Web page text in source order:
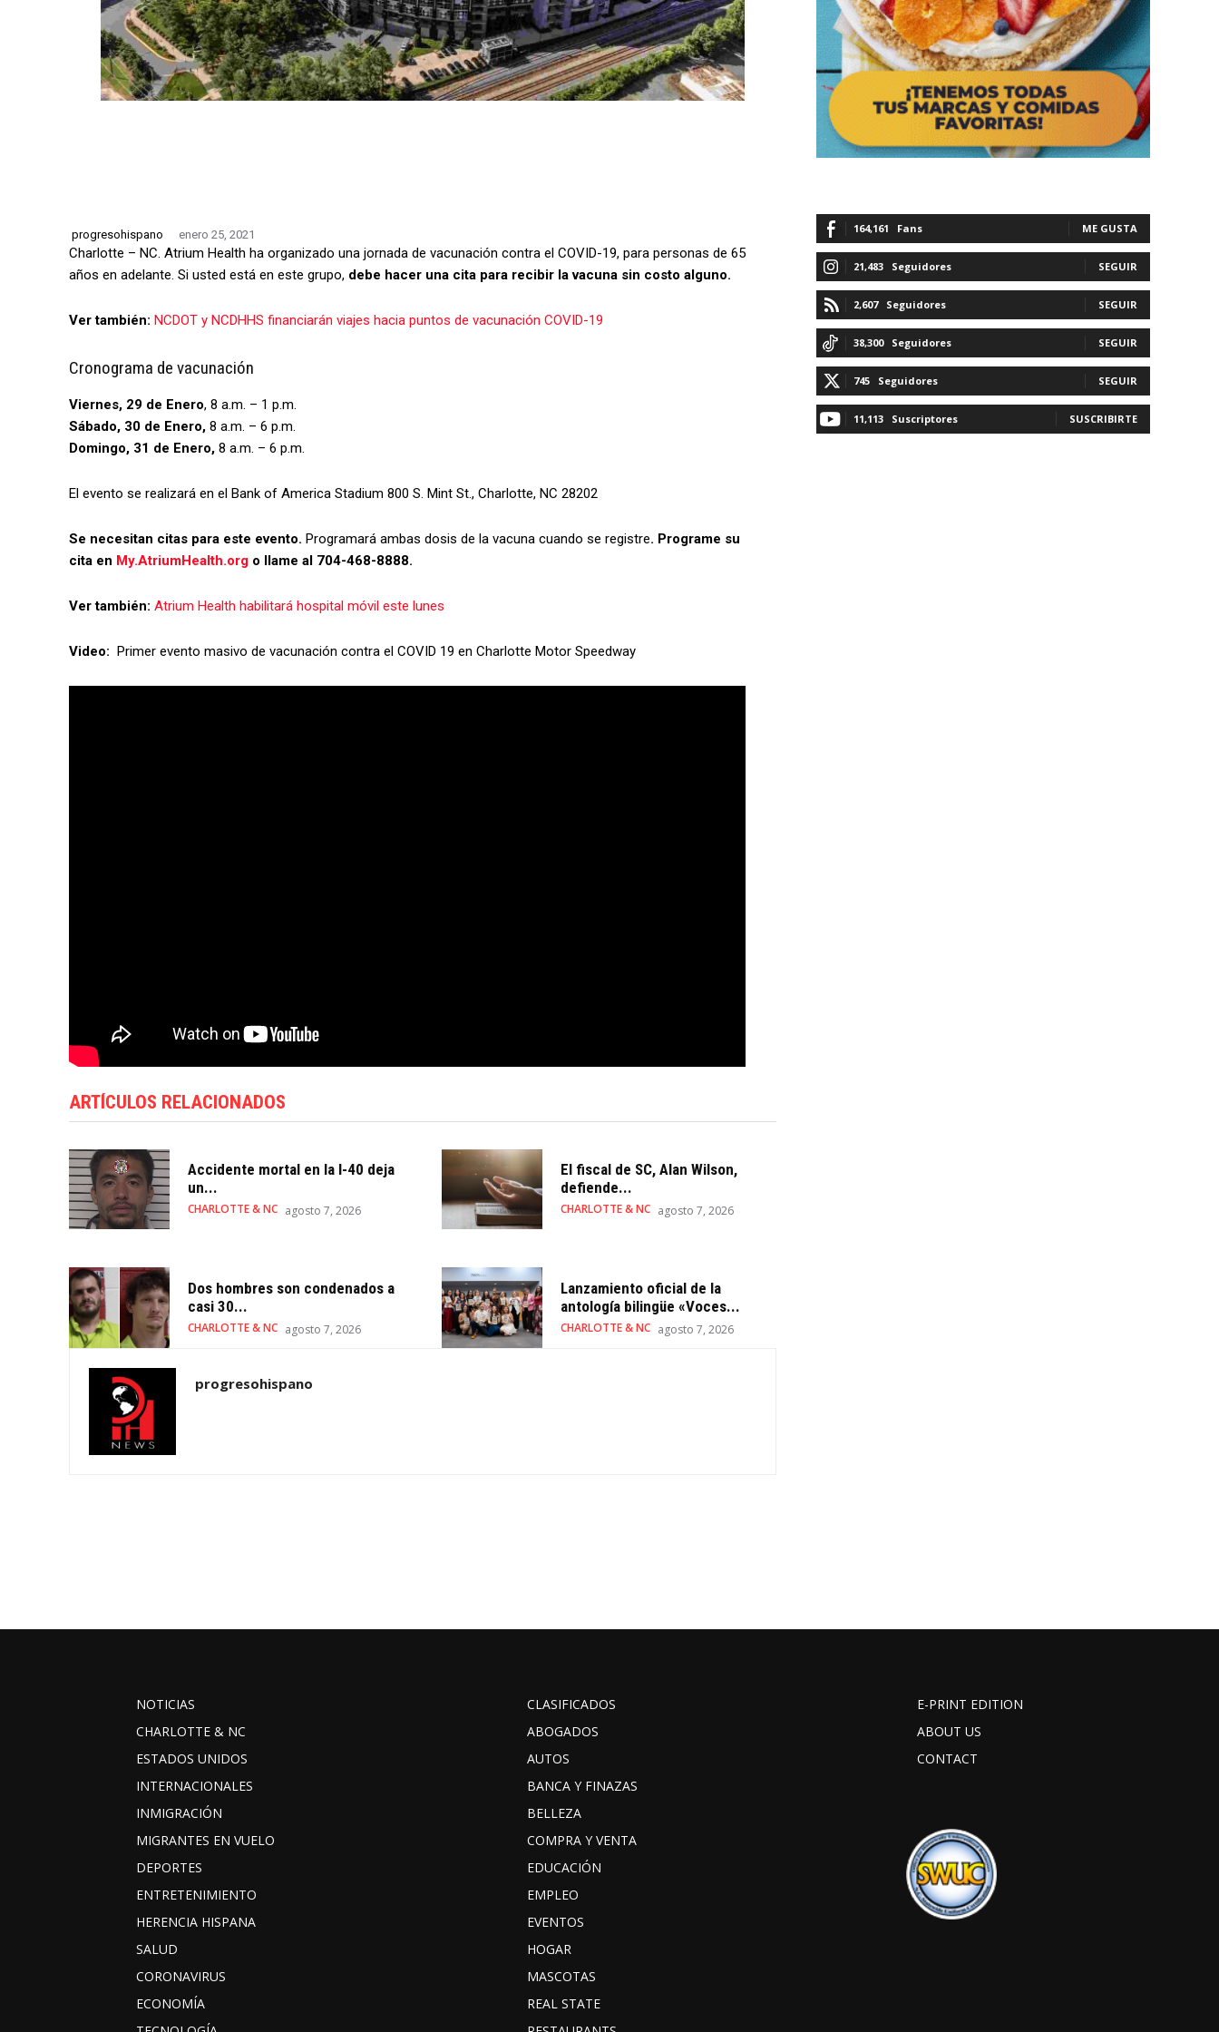
progresohispano enero 25, 2021
Charlotte – NC. Atrium Health ha organizado una jornada de vacunación contra el COVID-19, para personas de 65
años en adelante. Si usted está en este grupo, debe hacer una cita para recibir la vacuna sin costo alguno.
Ver también: NCDOT y NCDHHS financiarán viajes hacia puntos de vacunación COVID-19
Cronograma de vacunación
Viernes, 29 de Enero, 8 a.m. – 1 p.m.
Sábado, 30 de Enero, 8 a.m. – 6 p.m.
Domingo, 31 de Enero, 8 a.m. – 6 p.m.
El evento se realizará en el Bank of America Stadium 800 S. Mint St., Charlotte, NC 28202
Se necesitan citas para este evento. Programará ambas dosis de la vacuna cuando se registre. Programe su
cita en My.AtriumHealth.org o llame al 704-468-8888.
Ver también: Atrium Health habilitará hospital móvil este lunes
Video: Primer evento masivo de vacunación contra el COVID 19 en Charlotte Motor Speedway
ARTÍCULOS RELACIONADOS
Accidente mortal en la I-40 deja
un...
CHARLOTTE & NC agosto 7, 2026
El fiscal de SC, Alan Wilson,
defiende...
CHARLOTTE & NC agosto 7, 2026
Dos hombres son condenados a
casi 30...
CHARLOTTE & NC agosto 7, 2026
Lanzamiento oficial de la
antología bilingüe «Voces...
CHARLOTTE & NC agosto 7, 2026
progresohispano
164,161 Fans ME GUSTA
21,483 Seguidores SEGUIR
2,607 Seguidores SEGUIR
38,300 Seguidores SEGUIR
745 Seguidores SEGUIR
11,113 Suscriptores SUSCRIBIRTE
NOTICIAS
CHARLOTTE & NC
ESTADOS UNIDOS
INTERNACIONALES
INMIGRACIÓN
MIGRANTES EN VUELO
DEPORTES
ENTRETENIMIENTO
HERENCIA HISPANA
SALUD
CORONAVIRUS
ECONOMÍA
CLASIFICADOS
ABOGADOS
AUTOS
BANCA Y FINAZAS
BELLEZA
COMPRA Y VENTA
EDUCACIÓN
EMPLEO
EVENTOS
HOGAR
MASCOTAS
REAL STATE
E-PRINT EDITION
ABOUT US
CONTACT